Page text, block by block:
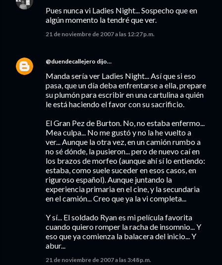
Pues nunca vi Ladies Night... Sospecho que en
algún momento la tendré que ver.
21 de noviembre de 2007 a las 12:27 p.m.
@duendecallejero dijo…
Manda sería ver Ladies Night... Así que si eso
pasa, que un día deba enfrentarse a ella, prepare
su plumón para escribir en una cartulina a quién
le está haciendo el favor con su sacrificio.
El Gran Pez de Burton. No, no estaba enfermo...
Mea culpa... No me gustó y no la he vuelto a
ver... Aunque la otra vez, en un camión rumbo a
no sé dónde, la pusieron... pero de nuevo caí en
los brazos de morfeo (aunque ahí sí lo entiendo:
estaba, como suele suceder en esos casos, en
riguroso español). Aunque juntando la
experiencia primaria en el cine, y la secundaria
en el camión... Creo que ya la vi completa...
Y sí... El soldado Ryan es mi película favorita
cuando quiero romper la racha de insomnio... Y
eso que ya comienza la balacera del inicio... Y
abur...
21 de noviembre de 2007 a las 3:48 p.m.